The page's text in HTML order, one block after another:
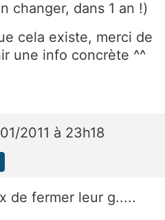
changer, dans 1 an !)
cela existe, merci de
une info concrète ^^
2011 à 23h18
de fermer leur g.....